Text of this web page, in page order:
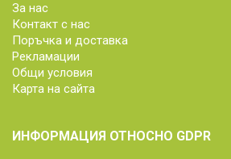
За нас
Контакт с нас
Поръчка и доставка
Рекламации
Общи условия
Карта на сайта
ИНФОРМАЦИЯ ОТНОСНО GDPR